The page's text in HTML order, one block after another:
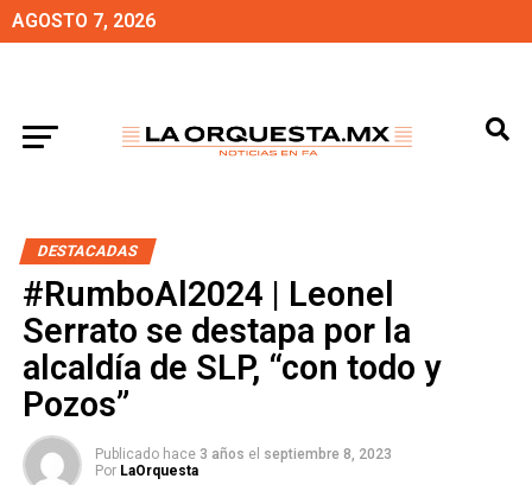
AGOSTO 7, 2026
DESTACADAS
#RumboAl2024 | Leonel
Serrato se destapa por la
alcaldía de SLP, “con todo y
Pozos”
Publicado hace 3 años el septiembre 8, 2023
Por LaOrquesta